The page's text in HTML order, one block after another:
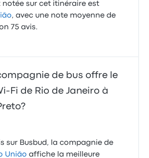
notée sur cet itinéraire est
, avec une note moyenne de
75 avis.
de bus offre le
Fi de Rio de Janeiro à
sur Busbud, la compagnie de
União affiche la meilleure